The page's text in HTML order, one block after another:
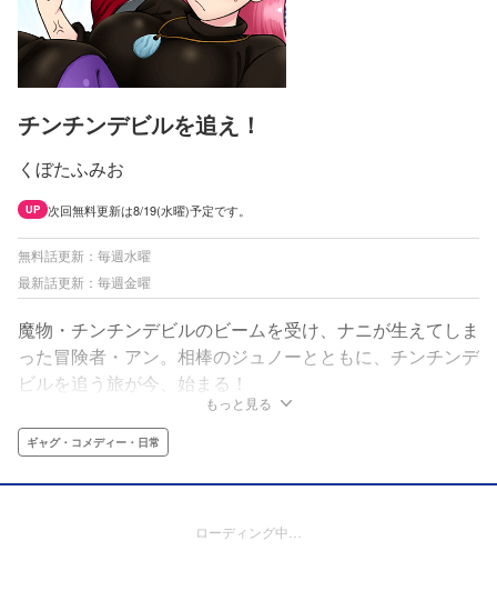
チンチンデビルを追え！
くぼたふみお
UP 次回無料更新は8/19(水曜)予定です。
無料話更新：毎週水曜
最新話更新：毎週金曜
魔物・チンチンデビルのビームを受け、ナニが生えてしま
った冒険者・アン。相棒のジュノーとともに、チンチンデ
ビルを追う旅が今、始まる！
もっと見る
ギャグ・コメディー・日常
ローディング中…